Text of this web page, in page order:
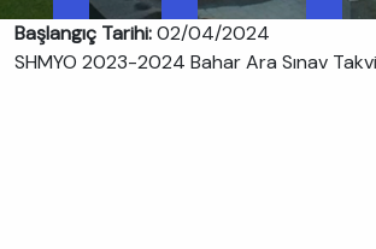
Başlangıç Tarihi:02/04/2024
SHMYO 2023-2024 Bahar Ara Sınav